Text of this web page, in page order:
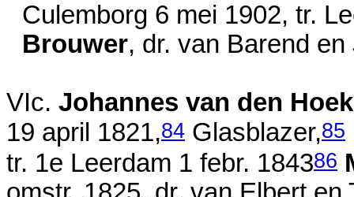
Culemborg 6 mei 1902, tr.
Brouwer, dr. van Barend en
VIc. Johannes van den Hoek
19 april 1821,84 Glasblazer,85
tr. 1e Leerdam 1 febr. 184386